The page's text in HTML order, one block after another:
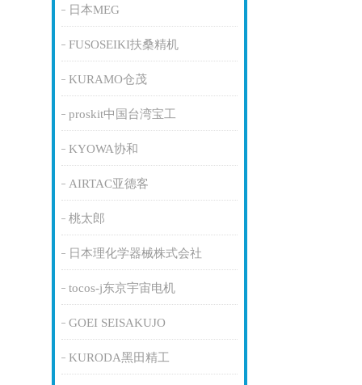
日本MEG
FUSOSEIKI扶桑精机
KURAMO仓茂
proskit中国台湾宝工
KYOWA协和
AIRTAC亚德客
桃太郎
日本理化学器械株式会社
tocos-j东京宇宙电机
GOEI SEISAKUJO
KURODA黑田精工